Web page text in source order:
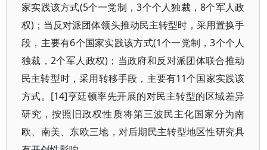
家实践该方式(5个一党制，3个个人独裁，8个军人政
权)；当反对派团体领头推动民主转型时，采用置换手
段，主要有6个国家实践该方式(1个一党制，3个个人
独裁，2个军人政权)；当政府和反对派团体联合推动
民主转型时，采用转移手段，主要有11个国家实践该
方式。[14]亨廷顿率先开展的对民主转型的区域差异
研究，按照旧政权性质将第三波民主化国家分为南
欧、南美、东欧三地，对后期民主转型地区性研究具